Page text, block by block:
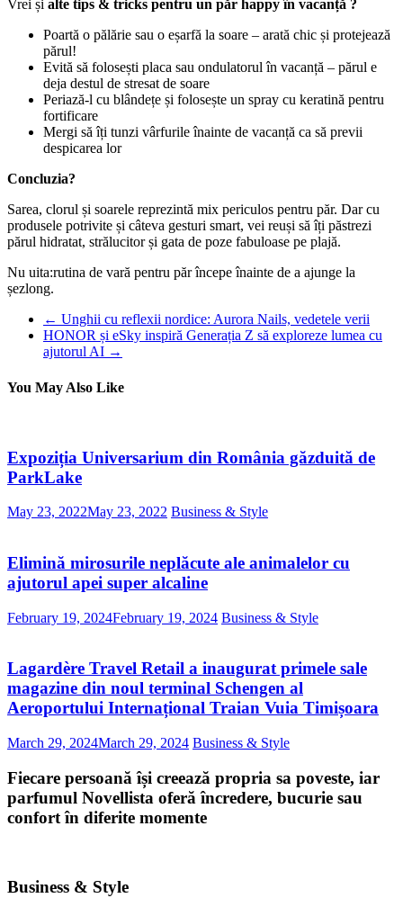
Vrei și alte tips & tricks pentru un păr happy în vacanță ?
Poartă o pălărie sau o eșarfă la soare – arată chic și protejează
părul!
Evită să folosești placa sau ondulatorul în vacanță – părul e
deja destul de stresat de soare
Periază-l cu blândețe și folosește un spray cu keratină pentru
fortificare
Mergi să îți tunzi vârfurile înainte de vacanță ca să previi
despicarea lor
Concluzia?
Sarea, clorul și soarele reprezintă mix periculos pentru păr. Dar cu
produsele potrivite și câteva gesturi smart, vei reuși să îți păstrezi
părul hidratat, strălucitor și gata de poze fabuloase pe plajă.
Nu uita:rutina de vară pentru păr începe înainte de a ajunge la
șezlong.
← Unghii cu reflexii nordice: Aurora Nails, vedetele verii
HONOR și eSky inspiră Generația Z să exploreze lumea cu
ajutorul AI →
You May Also Like
Expoziția Universarium din România găzduită de
ParkLake
May 23, 2022May 23, 2022 Business & Style
Elimină mirosurile neplăcute ale animalelor cu
ajutorul apei super alcaline
February 19, 2024February 19, 2024 Business & Style
Lagardère Travel Retail a inaugurat primele sale
magazine din noul terminal Schengen al
Aeroportului Internațional Traian Vuia Timișoara
March 29, 2024March 29, 2024 Business & Style
Fiecare persoană își creează propria sa poveste, iar
parfumul Novellista oferă încredere, bucurie sau
confort în diferite momente
Business & Style